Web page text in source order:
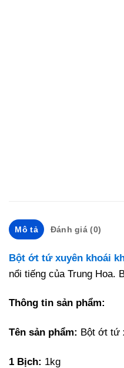
Mô tả Đánh giá (0)
Bột ớt tứ xuyên khoái
nổi tiếng của Trung Hoa.
Thông tin sản phẩm:
Tên sản phẩm: Bột ớt tứ
1 Bịch: 1kg